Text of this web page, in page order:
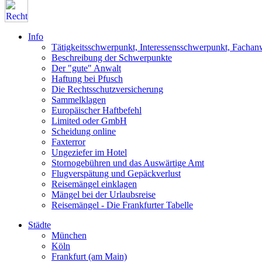
Info
Tätigkeitsschwerpunkt, Interessensschwerpunkt,
Beschreibung der Schwerpunkte
Der "gute" Anwalt
Haftung bei Pfusch
Die Rechtsschutzversicherung
Sammelklagen
Europäischer Haftbefehl
Limited oder GmbH
Scheidung online
Faxterror
Ungeziefer im Hotel
Stornogebühren und das Auswärtige Amt
Flugverspätung und Gepäckverlust
Reisemängel einklagen
Mängel bei der Urlaubsreise
Reisemängel - Die Frankfurter Tabelle
Städte
München
Köln
Frankfurt (am Main)